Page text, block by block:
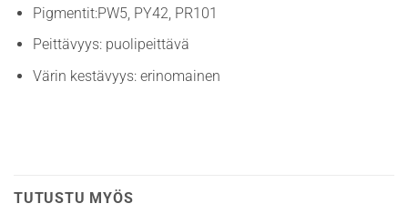
Pigmentit:PW5, PY42, PR101
Peittävyys: puolipeittävä
Värin kestävyys: erinomainen
TUTUSTU MYÖS